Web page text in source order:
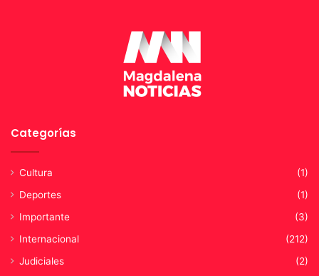
Categorías
Cultura
(1)
Deportes
(1)
Importante
(3)
Internacional
(212)
Judiciales
(2)